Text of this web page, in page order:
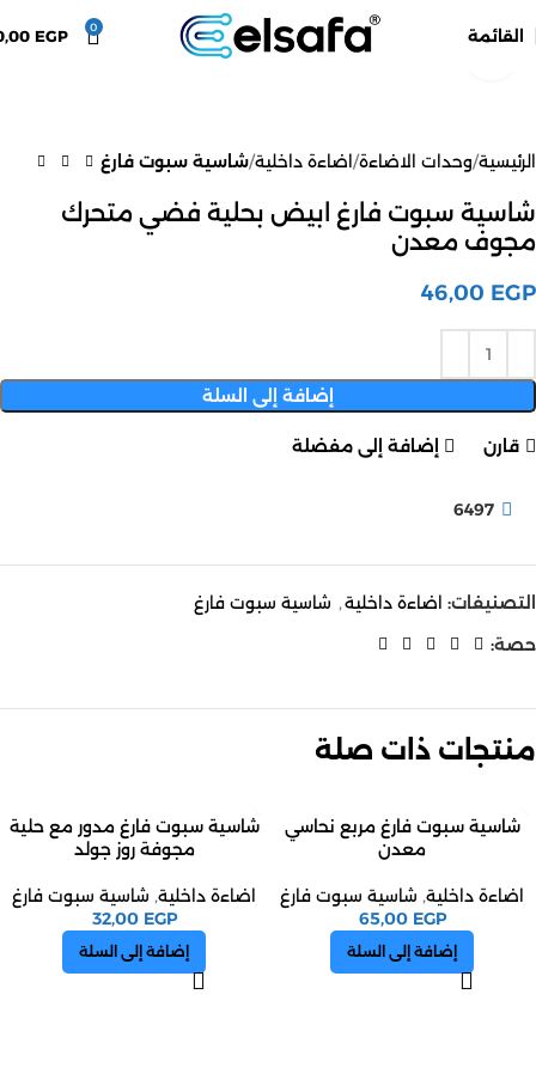
القائمة 0
EGP
الرئيسية وحدات الاضاءة اضاءة داخلية شاسية سبوت فارغ
شاسية سبوت فارغ ابيض بحلية فضي متحرك
مجوف معدن
46,00 EGP
إضافة إلى السلة
قارن إضافة إلى مفضلة
6497
التصنيفات: اضاءة داخلية, شاسية سبوت فارغ
حصة:
منتجات ذات صلة
شاسية سبوت فارغ مربع نحاسي
معدن
اضاءة داخلية, شاسية سبوت فارغ
65,00 EGP
إضافة إلى السلة
شاسية سبوت فارغ مدور مع حلية
مجوفة روز جولد
اضاءة داخلية, شاسية سبوت فارغ
32,00 EGP
إضافة إلى السلة